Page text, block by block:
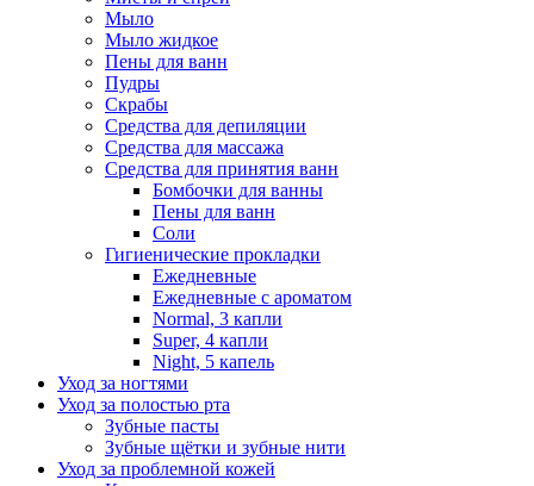
Мыло
Мыло жидкое
Пены для ванн
Пудры
Скрабы
Средства для депиляции
Средства для массажа
Средства для принятия ванн
Бомбочки для ванны
Пены для ванн
Соли
Гигиенические прокладки
Ежедневные
Ежедневные с ароматом
Normal, 3 капли
Super, 4 капли
Night, 5 капель
Уход за ногтями
Уход за полостью рта
Зубные пасты
Зубные щётки и зубные нити
Уход за проблемной кожей